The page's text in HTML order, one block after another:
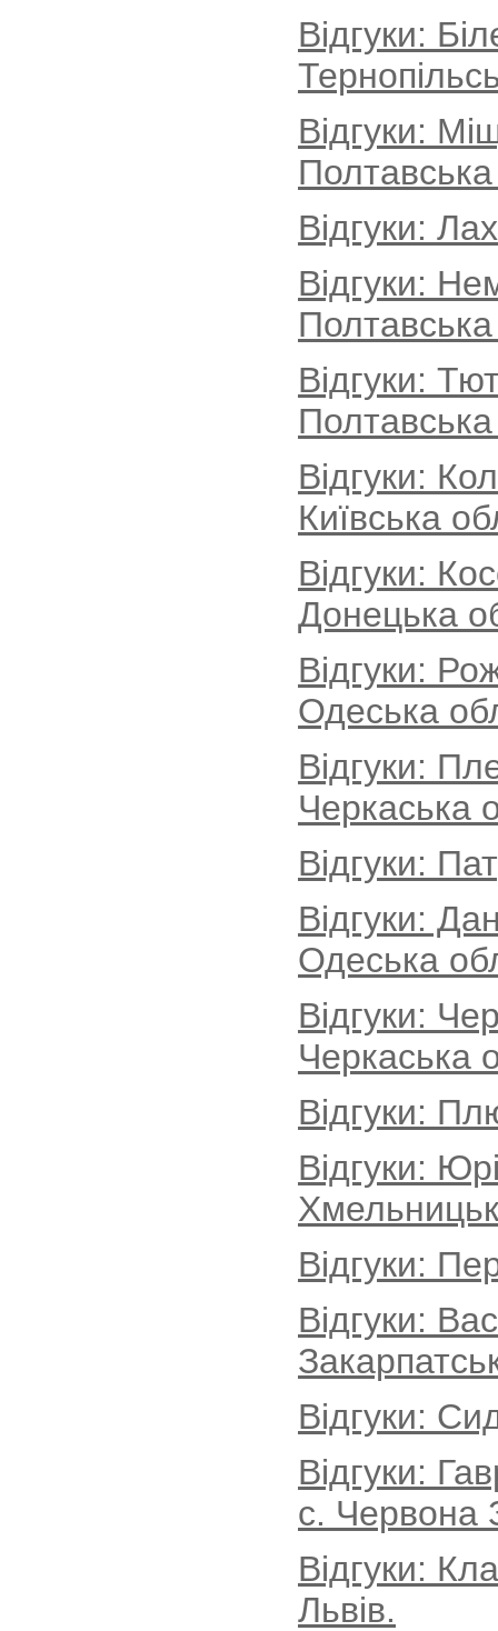
Відгуки:
Відгуки:
Відгуки:
Відгуки:
Відгуки:
Відгуки:
Київська
Відгуки:
Донецька
Відгуки:
Одеська
Відгуки:
Черкаська
Відгуки:
Відгуки:
Одеська
Відгуки:
Черкаська
Відгуки:
Відгуки:
Відгуки:
Відгуки:
Відгуки:
Відгуки:
с. Червона
Відгуки:
Львів.